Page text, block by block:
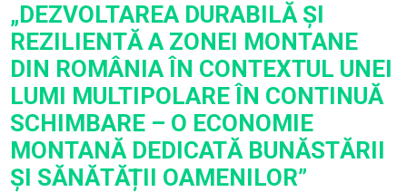
„DEZVOLTAREA DURABILĂ ȘI
REZILIENTĂ A ZONEI MONTANE
DIN ROMÂNIA ÎN CONTEXTUL UNEI
LUMI MULTIPOLARE ÎN CONTINUĂ
SCHIMBARE – O ECONOMIE
MONTANĂ DEDICATĂ BUNĂSTĂRII
ȘI SĂNĂTĂȚII OAMENILOR”